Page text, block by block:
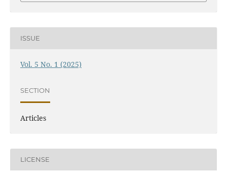
ISSUE
Vol. 5 No. 1 (2025)
SECTION
Articles
LICENSE